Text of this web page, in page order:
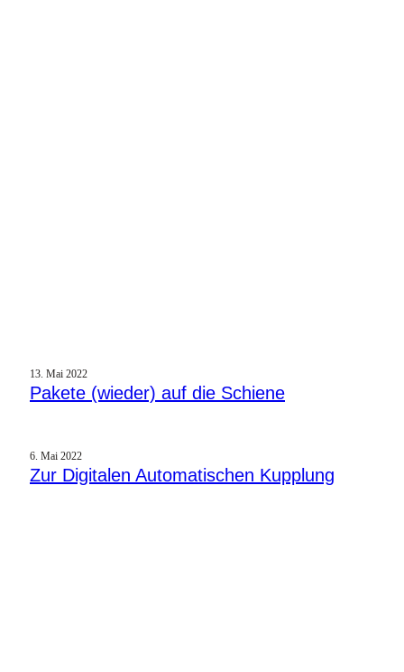
13. Mai 2022
Pakete (wieder) auf die Schiene
6. Mai 2022
Zur Digitalen Automatischen Kupplung